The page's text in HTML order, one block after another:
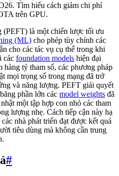
Tìm hiểu cách giảm chi phí
trên GPU.
(PEFT) là một chiến lược tối ưu
(ML) cho phép tùy chỉnh các
cho các tác vụ cụ thể trong khi
các foundation models hiện đại
hàng tỷ tham số, các phương pháp
mọi trọng số trong mạng đã trở
và năng lượng. PEFT giải quyết
phần lớn các model weights đã
một tập hợp con nhỏ các tham
lượng nhẹ. Cách tiếp cận này hạ
nhà phát triển đạt được kết quả
tiêu dùng mà không cần trung
#